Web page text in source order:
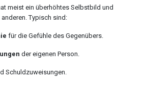
meist ein überhöhtes Selbstbild und
Typisch sind:
für die Gefühle des Gegenübers.
der eigenen Person.
Schuldzuweisungen.